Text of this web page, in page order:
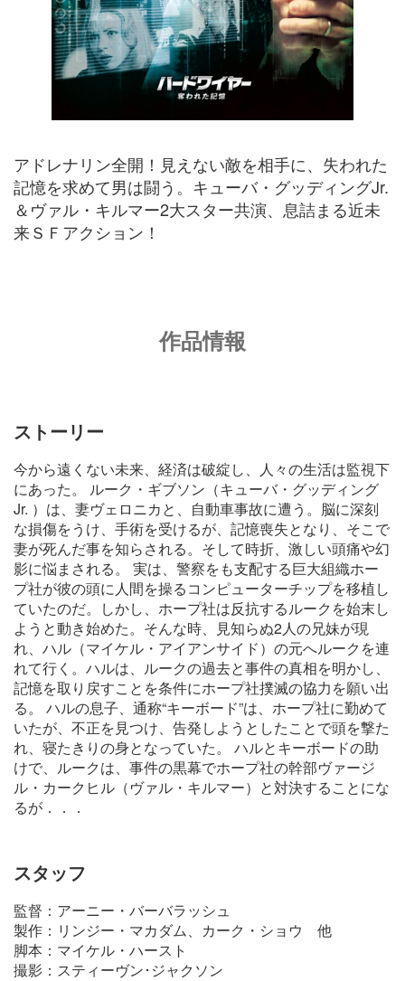
アドレナリン全開！見えない敵を相手に、失われた
記憶を求めて男は闘う。キューバ・グッディングJr.
＆ヴァル・キルマー2大スター共演、息詰まる近未
来ＳＦアクション！
作品情報
ストーリー
今から遠くない未来、経済は破綻し、人々の生活は監視下
にあった。 ルーク・ギブソン（キューバ・グッディング
Jr. ）は、妻ヴェロニカと、自動車事故に遭う。脳に深刻
な損傷をうけ、手術を受けるが、記憶喪失となり、そこで
妻が死んだ事を知らされる。そして時折、激しい頭痛や幻
影に悩まされる。 実は、警察をも支配する巨大組織ホー
プ社が彼の頭に人間を操るコンピューターチップを移植し
ていたのだ。しかし、ホープ社は反抗するルークを始末し
ようと動き始めた。そんな時、見知らぬ2人の兄妹が現
れ、ハル（マイケル・アイアンサイド）の元へルークを連
れて行く。ハルは、ルークの過去と事件の真相を明かし、
記憶を取り戻すことを条件にホープ社撲滅の協力を願い出
る。 ハルの息子、通称“キーボード”は、ホープ社に勤めて
いたが、不正を見つけ、告発しようとしたことで頭を撃た
れ、寝たきりの身となっていた。 ハルとキーボードの助
けで、ルークは、事件の黒幕でホープ社の幹部ヴァージ
ル・カークヒル（ヴァル・キルマー）と対決することにな
るが．．．
スタッフ
監督：アーニー・バーバラッシュ
製作：リンジー・マカダム、カーク・ショウ 他
脚本：マイケル・ハースト
撮影：スティーヴン･ジャクソン